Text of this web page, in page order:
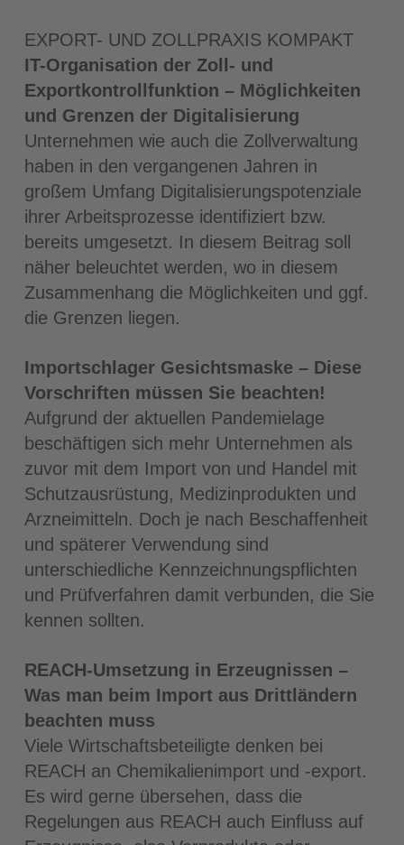
EXPORT- UND ZOLLPRAXIS KOMPAKT
IT-Organisation der Zoll- und
Exportkontrollfunktion – Möglichkeiten
und Grenzen der Digitalisierung
Unternehmen wie auch die Zollverwaltung
haben in den vergangenen Jahren in
großem Umfang Digitalisierungspotenziale
ihrer Arbeitsprozesse identifiziert bzw.
bereits umgesetzt. In diesem Beitrag soll
näher beleuchtet werden, wo in diesem
Zusammenhang die Möglichkeiten und ggf.
die Grenzen liegen.
Importschlager Gesichtsmaske – Diese
Vorschriften müssen Sie beachten!
Aufgrund der aktuellen Pandemielage
beschäftigen sich mehr Unternehmen als
zuvor mit dem Import von und Handel mit
Schutzausrüstung, Medizinprodukten und
Arzneimitteln. Doch je nach Beschaffenheit
und späterer Verwendung sind
unterschiedliche Kennzeichnungspflichten
und Prüfverfahren damit verbunden, die Sie
kennen sollten.
REACH-Umsetzung in Erzeugnissen –
Was man beim Import aus Drittländern
beachten muss
Viele Wirtschaftsbeteiligte denken bei
REACH an Chemikalienimport und -export.
Es wird gerne übersehen, dass die
Regelungen aus REACH auch Einfluss auf